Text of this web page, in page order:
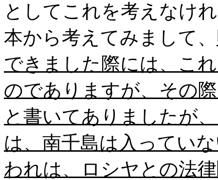
としてこれを考えなけ
本から考えてみまして、
できました際には、こ
のでありますが、その
と書いてありましたが
は、南千島は入ってい
われは、ロシヤとの法